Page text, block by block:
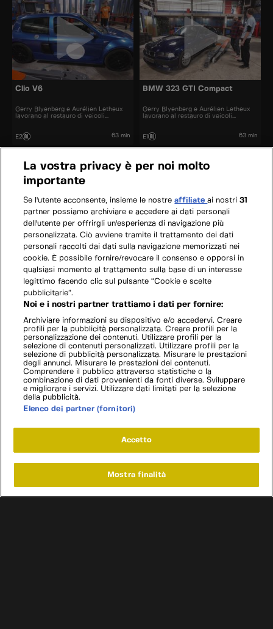
Clio V6
Gerry Blyenberg e Aurélien Letheux
lavorano al restauro di veicoli
E2 63 min
BMW 323 GTI Compact
Gerry Blyenberg e Aurélien Letheux
lavorano al restauro di veicoli
E1 63 min
La vostra privacy è per noi molto
importante
Se l'utente acconsente, insieme le nostreaffiliateai nostri31
partner possiamo archiviare e accedere ai dati personali
dell'utente per offrirgli un'esperienza di navigazione più
personalizzata. Ciò avviene tramite il trattamento dei dati
personali raccolti dai dati sulla navigazione memorizzati nei
cookie. È possibile fornire/revocare il consenso e opporsi in
qualsiasi momento al trattamento sulla base di un interesse
legittimo facendo clic sul pulsante “Cookie e scelte
pubblicitarie”.
Noi e i nostri partner trattiamo i dati per fornire:
Archiviare informazioni su dispositivo e/o accedervi. Creare
profili per la pubblicità personalizzata. Creare profili per la
personalizzazione dei contenuti. Utilizzare profili per la
selezione di contenuti personalizzati. Utilizzare profili per la
selezione di pubblicità personalizzata. Misurare le prestazioni
degli annunci. Misurare le prestazioni dei contenuti.
Comprendere il pubblico attraverso statistiche o la
combinazione di dati provenienti da fonti diverse. Sviluppare
e migliorare i servizi. Utilizzare dati limitati per la selezione
della pubblicità.
Elenco dei partner (fornitori)
Accetto
Mostra finalità